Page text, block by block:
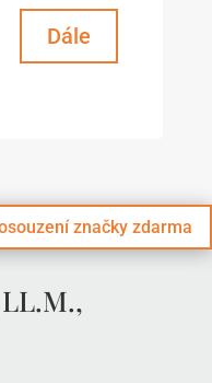
Dále
značky zdarma